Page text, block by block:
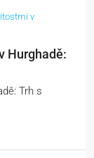
v
Hurghadě:
Trh s